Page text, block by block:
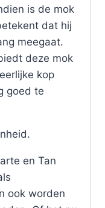
is de mok
dat hij
meegaat.
deze mok
kop
goed te
en Tan
ook worden